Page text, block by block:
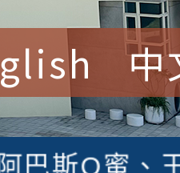
中
加桃園市中
師榮獲社
巴斯O蜜、